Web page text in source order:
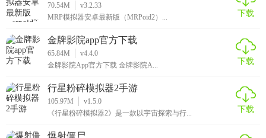
70.54M
v3.2.33
MRP模拟器安卓最新版（MRPoid2）...
下载
金牌影院app官方下载
65.84M
v4.4.0
金牌影院App官方下载 金牌影院A...
下载
行星粉碎模拟器2手游
105.97M
v1.5.0
《行星粉碎模拟器2》是一款以宇宙探索与行...
下载
爆射僵尸